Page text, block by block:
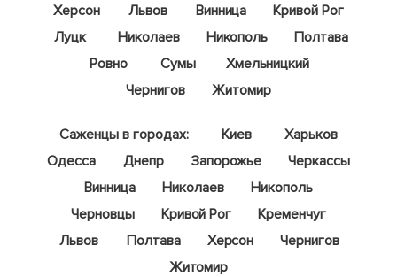
Херсон
Львов Винница
Кривой Рог
Луцк
Николаев Никополь
Полтава
Ровно
Сумы
Хмельницкий
Чернигов
Житомир
Саженцы в городах: Киев
Харьков
Одесса
Днепр Запорожье
Черкассы
Винница
Николаев
Никополь
Черновцы
Кривой Рог
Кременчуг
Львов
Полтава Херсон
Чернигов
Житомир